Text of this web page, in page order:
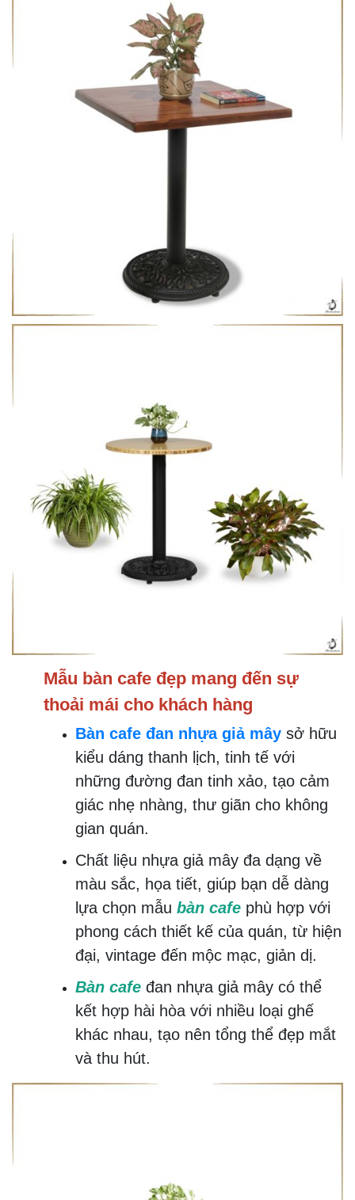
Mẫu bàn cafe đẹp mang đến sự
thoải mái cho khách hàng
Bàn cafe đan nhựa giả mây sở hữu
kiểu dáng thanh lịch, tinh tế với
những đường đan tinh xảo, tạo cảm
giác nhẹ nhàng, thư giãn cho không
gian quán.
Chất liệu nhựa giả mây đa dạng về
màu sắc, họa tiết, giúp bạn dễ dàng
lựa chọn mẫu bàn cafe phù hợp với
phong cách thiết kế của quán, từ hiện
đại, vintage đến mộc mạc, giản dị.
Bàn cafe đan nhựa giả mây có thể
kết hợp hài hòa với nhiều loại ghế
khác nhau, tạo nên tổng thể đẹp mắt
và thu hút.